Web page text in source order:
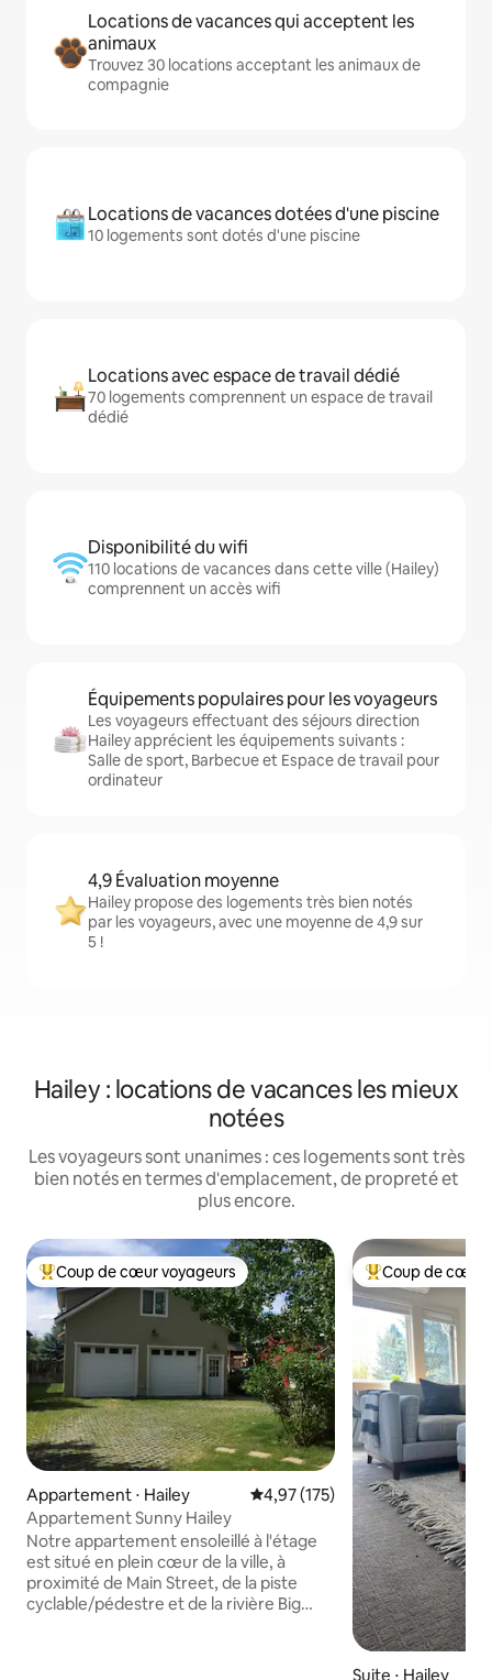
Locations de vacances qui acceptent les
animaux
Trouvez 30 locations acceptant les animaux de
compagnie
Locations de vacances dotées d'une piscine
10 logements sont dotés d'une piscine
Locations avec espace de travail dédié
70 logements comprennent un espace de travail
dédié
Disponibilité du wifi
110 locations de vacances dans cette ville (Hailey)
comprennent un accès wifi
Équipements populaires pour les voyageurs
Les voyageurs effectuant des séjours direction
Hailey apprécient les équipements suivants :
Salle de sport, Barbecue et Espace de travail pour
ordinateur
4,9 Évaluation moyenne
Hailey propose des logements très bien notés
par les voyageurs, avec une moyenne de 4,9 sur
5 !
Hailey : locations de vacances les mieux
notées
Les voyageurs sont unanimes : ces logements sont très
bien notés en termes d'emplacement, de propreté et
plus encore.
Coups de cœur voyageurs les plus appréciés
Coup de cœur voyageurs
Appartement ⋅ Hailey Évaluation moyenne sur la
4,97 (175)
Appartement Sunny Hailey
Notre appartement ensoleillé à l'étage
est situé en plein cœur de la ville, à
proximité de Main Street, de la piste
cyclable/pédestre et de la rivière Big
Coups de cœur
Coup de cœur
Suite ⋅ Hailey